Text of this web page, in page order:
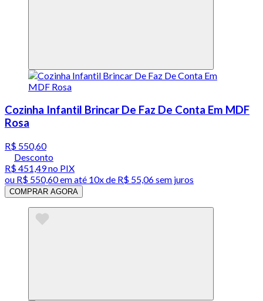
Cozinha Infantil Brincar De Faz De Conta Em MDF
Rosa
R$ 550,60
Desconto
R$ 451,49no PIX
ou R$ 550,60em até 10x de R$ 55,06 sem juros
COMPRAR AGORA